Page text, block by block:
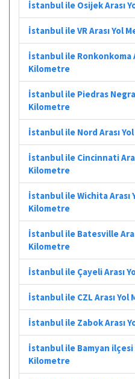
İstanbul ile Osijek Arası
İstanbul ile VR Arası Yol
İstanbul ile Ronkonkoma
Kilometre
İstanbul ile Piedras
Kilometre
İstanbul ile Nord Arası
İstanbul ile Cincinnati
Kilometre
İstanbul ile Wichita Arası
Kilometre
İstanbul ile Batesville
Kilometre
İstanbul ile Çayeli Arası
İstanbul ile CZL Arası
İstanbul ile Zabok Arası
İstanbul ile Bamyan ilçesi
Kilometre